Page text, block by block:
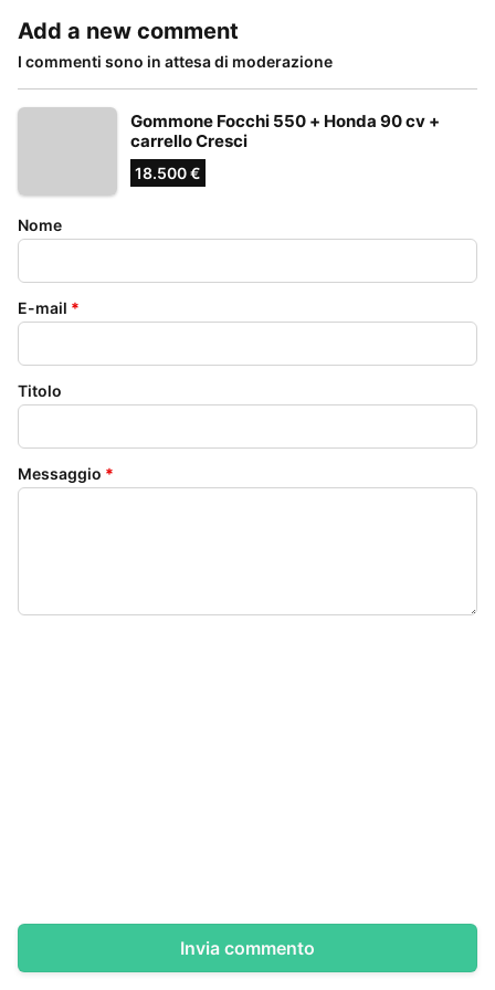
Add a new comment
I commenti sono in attesa di moderazione
Gommone Focchi 550 + Honda 90 cv +
carrello Cresci
18.500 €
Nome
E-mail *
Titolo
Messaggio *
Invia commento